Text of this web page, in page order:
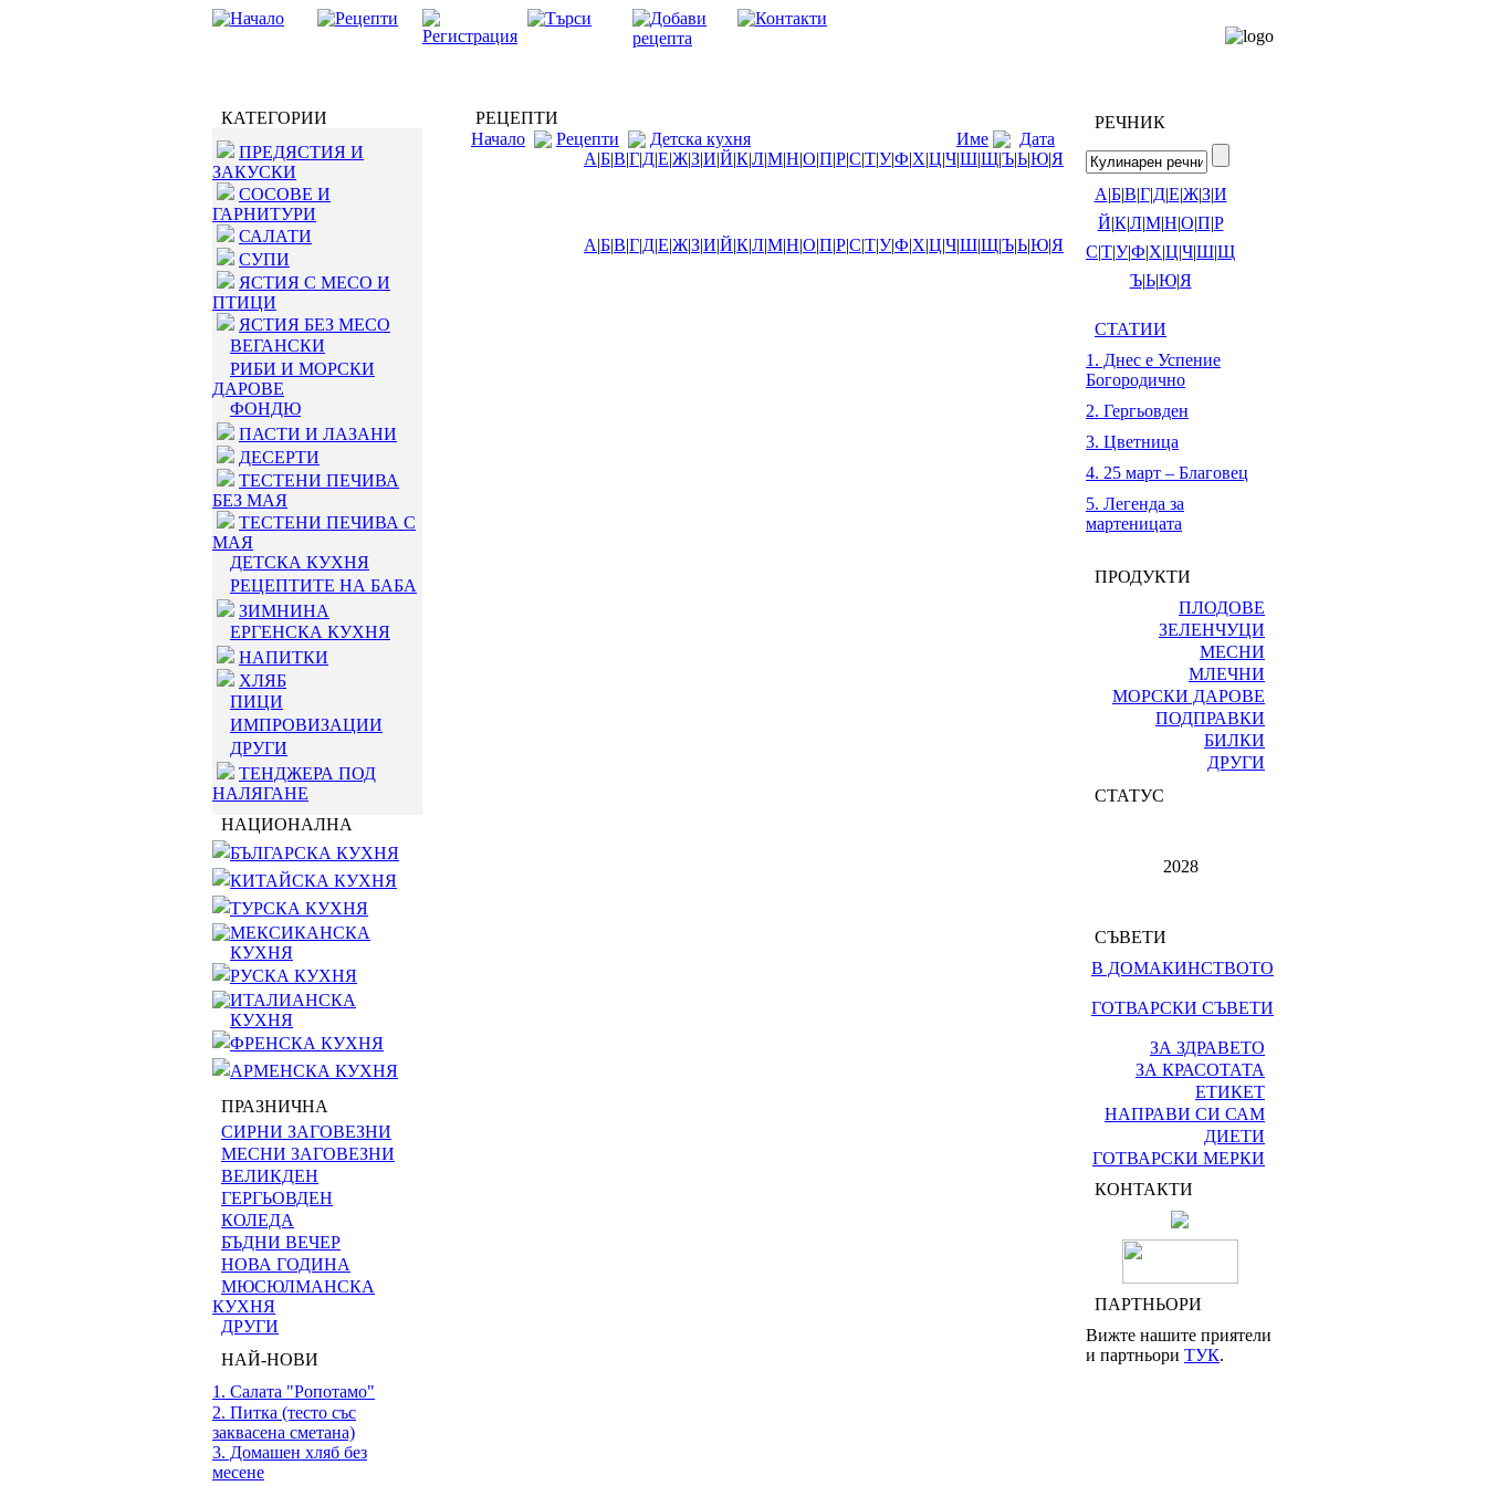
КАТЕГОРИИ
ПРЕДЯСТИЯ И
ЗАКУСКИ
СОСОВЕ И
ГАРНИТУРИ
САЛАТИ
СУПИ
ЯСТИЯ С МЕСО И
ПТИЦИ
ЯСТИЯ БЕЗ МЕСО
ВЕГАНСКИ
РИБИ И МОРСКИ
ДАРОВЕ
ФОНДЮ
ПАСТИ И ЛАЗАНИ
ДЕСЕРТИ
ТЕСТЕНИ ПЕЧИВА
БЕЗ МАЯ
ТЕСТЕНИ ПЕЧИВА С
МАЯ
ДЕТСКА КУХНЯ
РЕЦЕПТИТЕ НА БАБА
ЗИМНИНА
ЕРГЕНСКА КУХНЯ
НАПИТКИ
ХЛЯБ
ПИЦИ
ИМПРОВИЗАЦИИ
ДРУГИ
ТЕНДЖЕРА ПОД
НАЛЯГАНЕ
НАЦИОНАЛНА
БЪЛГАРСКА КУХНЯ
КИТАЙСКА КУХНЯ
ТУРСКА КУХНЯ
МЕКСИКАНСКА
КУХНЯ
РУСКА КУХНЯ
ИТАЛИАНСКА
КУХНЯ
ФРЕНСКА КУХНЯ
АРМЕНСКА КУХНЯ
ПРАЗНИЧНА
СИРНИ ЗАГОВЕЗНИ
МЕСНИ ЗАГОВЕЗНИ
ВЕЛИКДЕН
ГЕРГЬОВДЕН
КОЛЕДА
БЪДНИ ВЕЧЕР
НОВА ГОДИНА
МЮСЮЛМАНСКА
КУХНЯ
ДРУГИ
НАЙ-НОВИ
1. Салата "Ропотамо"
2. Питка (тесто със
заквасена сметана)
3. Домашен хляб без
месене
РЕЦЕПТИ
Начало
Рецепти Детска кухня Име
Дата
А|Б|В|Г|Д|Е|Ж|З|И|Й|К|Л|М|Н|О|П|Р|С|Т|У|Ф|Х|Ц|Ч|Ш|Щ|Ъ|Ь|Ю|Я
А|Б|В|Г|Д|Е|Ж|З|И|Й|К|Л|М|Н|О|П|Р|С|Т|У|Ф|Х|Ц|Ч|Ш|Щ|Ъ|Ь|Ю|Я
РЕЧНИК
А|Б|В|Г|Д|Е|Ж|З|И
Й|К|Л|М|Н|О|П|Р
С|Т|У|Ф|Х|Ц|Ч|Ш|Щ
Ъ|Ь|Ю|Я
СТАТИИ
1. Днес е Успение
Богородично
2. Гергьовден
3. Цветница
4. 25 март – Благовец
5. Легенда за
мартеницата
ПРОДУКТИ
ПЛОДОВЕ
ЗЕЛЕНЧУЦИ
МЕСНИ
МЛЕЧНИ
МОРСКИ ДАРОВЕ
ПОДПРАВКИ
БИЛКИ
ДРУГИ
СТАТУС
2028
СЪВЕТИ
В ДОМАКИНСТВОТО
ГОТВАРСКИ СЪВЕТИ
ЗА ЗДРАВЕТО
ЗА КРАСОТАТА
ЕТИКЕТ
НАПРАВИ СИ САМ
ДИЕТИ
ГОТВАРСКИ МЕРКИ
КОНТАКТИ
ПАРТНЬОРИ
Вижте нашите приятели
и партньори ТУК.